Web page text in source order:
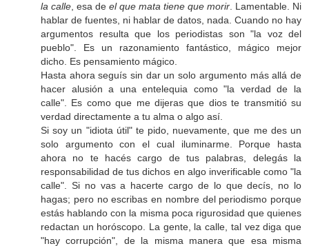
la calle, esa de el que mata tiene que morir. Lamentable. Ni
hablar de fuentes, ni hablar de datos, nada. Cuando no hay
argumentos resulta que los periodistas son "la voz del
pueblo". Es un razonamiento fantástico, mágico mejor
dicho. Es pensamiento mágico.
Hasta ahora seguís sin dar un solo argumento más allá de
hacer alusión a una entelequia como "la verdad de la
calle". Es como que me dijeras que dios te transmitió su
verdad directamente a tu alma o algo así.
Si soy un "idiota útil" te pido, nuevamente, que me des un
solo argumento con el cual iluminarme. Porque hasta
ahora no te hacés cargo de tus palabras, delegás la
responsabilidad de tus dichos en algo inverificable como "la
calle". Si no vas a hacerte cargo de lo que decís, no lo
hagas; pero no escribas en nombre del periodismo porque
estás hablando con la misma poca rigurosidad que quienes
redactan un horóscopo. La gente, la calle, tal vez diga que
"hay corrupción", de la misma manera que esa misma